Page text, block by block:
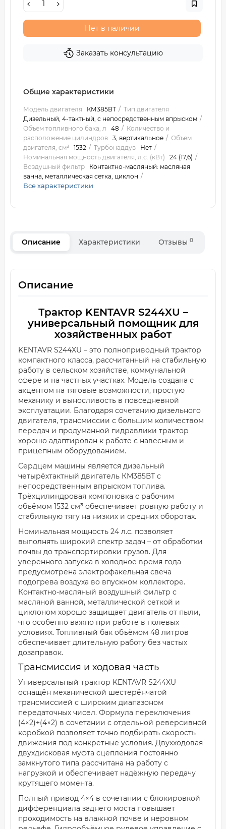
Нет в наличии
Заказать консультацию
Общие характеристики
Модель двигателя КМ385ВТ
Тип двигателя
Дизельный, 4-тактный, с непосредственным впрыском
Объем топливного бака, л
48
Количество и
расположение цилиндров 3, вертикальное
Объем
двигателя, см³ 1532 Турбонаддув
Нет
Номинальная мощность двигателя, л.с. (кВт)
24 (17,6)
Воздушный фильтр
Контактно-масляный: масляная
ванна, металлическая сетка, циклон
Все характеристики
Описание Характеристики Отзывы 0
Описание
Трактор KENTAVR S244XU –
универсальный помощник для
хозяйственных работ
KENTAVR S244XU – это полноприводный трактор
компактного класса, рассчитанный на стабильную
работу в сельском хозяйстве, коммунальной
сфере и на частных участках. Модель создана с
акцентом на тяговые возможности, простую
механику и выносливость в повседневной
эксплуатации. Благодаря сочетанию дизельного
двигателя, трансмиссии с большим количеством
передач и продуманной гидравлики трактор
хорошо адаптирован к работе с навесным и
прицепным оборудованием.
Сердцем машины является дизельный
четырёхтактный двигатель КМ385ВТ с
непосредственным впрыском топлива.
Трёхцилиндровая компоновка с рабочим
объёмом 1532 см³ обеспечивает ровную работу и
стабильную тягу на низких и средних оборотах.
Номинальная мощность 24 л.с. позволяет
выполнять широкий спектр задач – от обработки
почвы до транспортировки грузов. Для
уверенного запуска в холодное время года
предусмотрена электрофакельная свеча
подогрева воздуха во впускном коллекторе.
Контактно-масляный воздушный фильтр с
масляной ванной, металлической сеткой и
циклоном хорошо защищает двигатель от пыли,
что особенно важно при работе в полевых
условиях. Топливный бак объёмом 48 литров
обеспечивает длительную работу без частых
дозаправок.
Трансмиссия и ходовая часть
Универсальный трактор KENTAVR S244XU
оснащён механической шестерёнчатой
трансмиссией с широким диапазоном
передаточных чисел. Формула переключения
(4×2)+(4×2) в сочетании с отдельной реверсивной
коробкой позволяет точно подбирать скорость
движения под конкретные условия. Двухходовая
двухдисковая муфта сцепления постоянно
замкнутого типа рассчитана на работу с
нагрузкой и обеспечивает надёжную передачу
крутящего момента.
Полный привод 4×4 в сочетании с блокировкой
дифференциала заднего моста повышает
проходимость на влажной почве и неровном